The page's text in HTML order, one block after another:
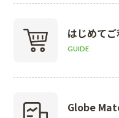
はじめて
GUIDE
Globe